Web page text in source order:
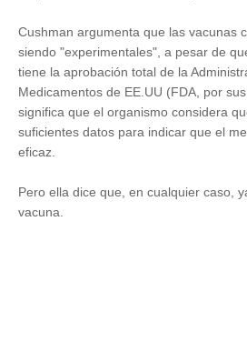
Cushman argumenta que las vacunas
siendo "experimentales", a pesar de
tiene la aprobación total de la
Medicamentos de EE.UU (FDA, por
significa que el organismo considera
suficientes datos para indicar que el
eficaz.
Pero ella dice que, en cualquier caso,
vacuna.